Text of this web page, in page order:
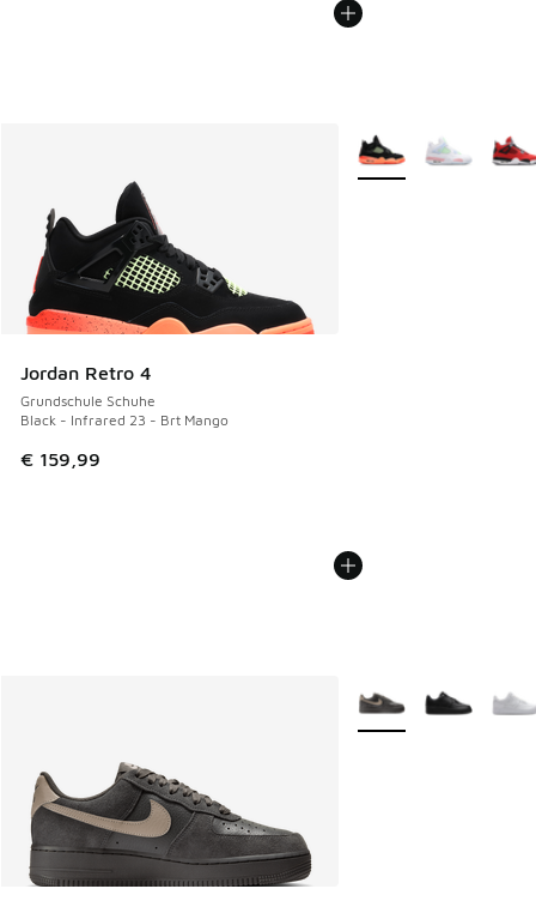
Jordan Retro 4
Grundschule Schuhe
Black - Infrared 23 - Brt Mango
€ 159,99
Weitere Farben
Weitere Farben